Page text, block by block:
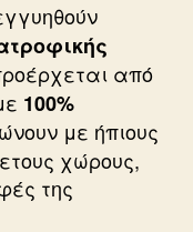
από
100%
με ήπιους
χώρους,
της